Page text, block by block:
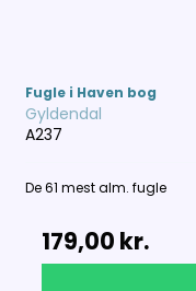
Fugle i Haven bog
Gyldendal
A237
De 61 mest alm. fugle
179,00 kr.